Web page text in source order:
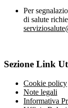
Per
di salute
Sezione Link
Cookie policy
Note legali
Informativa